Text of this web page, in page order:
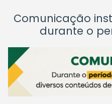
Comunicação
durante o